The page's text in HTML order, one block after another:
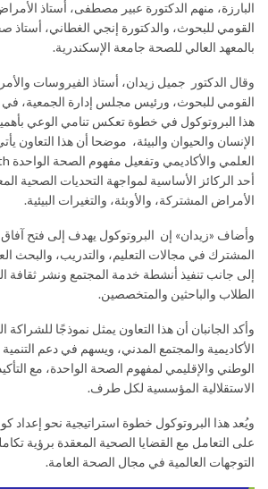
البارزة، منهم الدكتورة عبير مصطفى، أستاذ
القومي للبحوث، والدكتورة إنجي الغطاني، أستاذ
بالمعهد العالي للصحة جامعة الإسكندرية.
وقال الدكتور جميل زيدان، أستاذ الفيروسات
القومي للبحوث، ورئيس مجلس إدارة الجمعية،
هذا البروتوكول في خطوة تعكس تنامي الوعي
الإنسان والحيوان والبيئة، موضحا أن هذا التعاون
أحد الركائز الأساسية لمواجهة التحديات الصحية
الأمراض المشتركة، والأوبئة، والتغيرات البيئية.
وأضاف «زيدان» إن البروتوكول يهدف إلى فتح آفاق
المشترك في مجالات التعليم، والتدريب، والبحث
إلى جانب تنفيذ أنشطة خدمة المجتمع ونشر ثقافة
الطلاب والباحثين والمتخصصين.
وأكد الجانبان أن هذا التعاون يمثل نموذجًا
الأكاديمية والمجتمع المدني، ويسهم في دعم
الوطني والإقليمي لمفهوم الصحة الواحدة، مع
الاستقلالية المؤسسية لكل طرف.
ويُعد هذا البروتوكول خطوة استراتيجية نحو إعداد
على التعامل مع القضايا الصحية المعقدة برؤية
التوجهات العالمية في مجال الصحة العامة.